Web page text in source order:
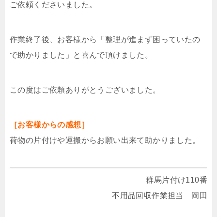
ご依頼くださいました。
作業終了後、お客様から「整理が進まず困っていたの
で助かりました」と喜んで頂けました。
この度はご依頼ありがとうございました。
［お客様からの感想］
荷物の片付けや運搬からお願い出来て助かりました。
群馬片付け110番
不用品回収作業担当 岡田